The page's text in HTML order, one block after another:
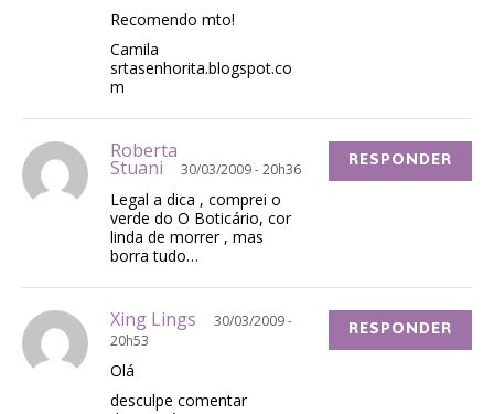
Recomendo mto!
Camila
srtasenhorita.blogspot.co
m
Roberta
Stuani 30/03/2009 - 20h36
Legal a dica , comprei o
verde do O Boticário, cor
linda de morrer , mas
borra tudo…
RESPONDER
Xing Lings
30/03/2009 -
20h53
Olá
desculpe comentar
RESPONDER